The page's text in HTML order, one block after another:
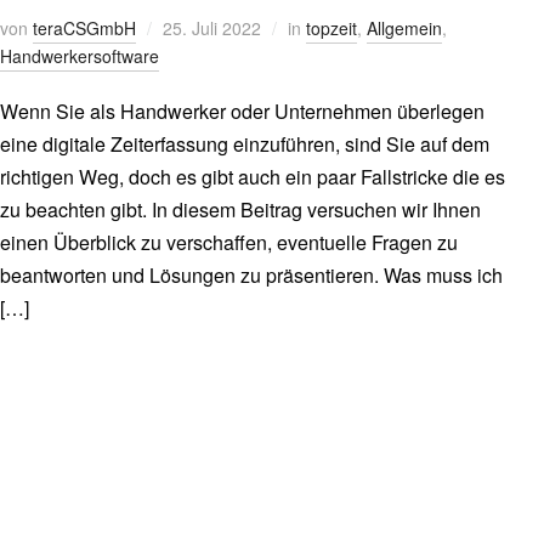
von teraCSGmbH 25. Juli 2022 in topzeit, Allgemein,
Handwerkersoftware
Wenn Sie als Handwerker oder Unternehmen überlegen
eine digitale Zeiterfassung einzuführen, sind Sie auf dem
richtigen Weg, doch es gibt auch ein paar Fallstricke die es
zu beachten gibt. In diesem Beitrag versuchen wir Ihnen
einen Überblick zu verschaffen, eventuelle Fragen zu
beantworten und Lösungen zu präsentieren. Was muss ich
[…]